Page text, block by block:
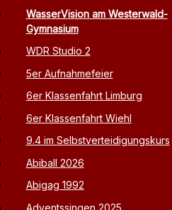
WasserVision am Westerwald-
Gymnasium
WDR Studio 2
5er Aufnahmefeier
6er Klassenfahrt Limburg
6er Klassenfahrt Wiehl
9.4 im Selbstverteidigungskurs
Abiball 2026
Abigag 1992
Adventssingen 2025